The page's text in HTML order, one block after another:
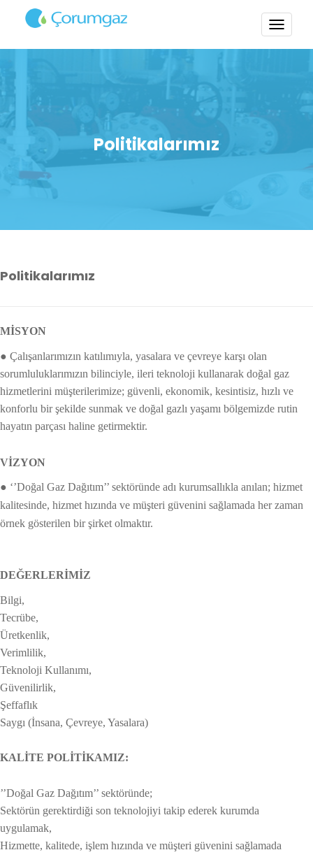
Politikalarımız
Politikalarımız
MİSYON
● Çalışanlarımızın katılımıyla, yasalara ve çevreye karşı olan
sorumluluklarımızın bilinciyle, ileri teknoloji kullanarak doğal gaz
hizmetlerini müşterilerimize; güvenli, ekonomik, kesintisiz, hızlı ve
konforlu bir şekilde sunmak ve doğal gazlı yaşamı bölgemizde rutin
hayatın parçası haline getirmektir.
VİZYON
● ‘’Doğal Gaz Dağıtım’’ sektöründe adı kurumsallıkla anılan; hizmet
kalitesinde, hizmet hızında ve müşteri güvenini sağlamada her zaman
örnek gösterilen bir şirket olmaktır.
DEĞERLERİMİZ
Bilgi,
Tecrübe,
Üretkenlik,
Verimlilik,
Teknoloji Kullanımı,
Güvenilirlik,
Şeffaflık
Saygı (İnsana, Çevreye, Yasalara)
KALİTE POLİTİKAMIZ:
’’Doğal Gaz Dağıtım’’ sektöründe;
Sektörün gerektirdiği son teknolojiyi takip ederek kurumda
uygulamak,
Hizmette, kalitede, işlem hızında ve müşteri güvenini sağlamada